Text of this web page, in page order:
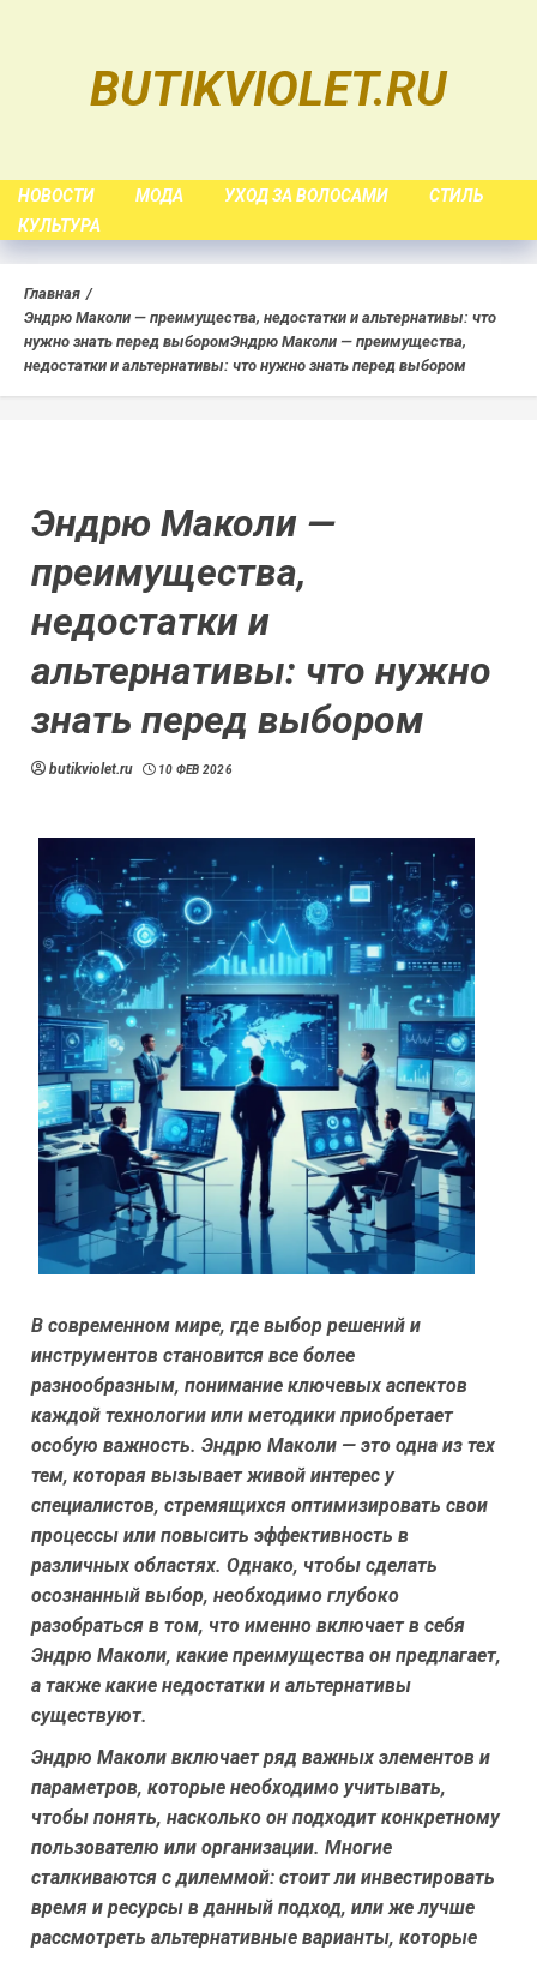
BUTIKVIOLET.RU
НОВОСТИ МОДА УХОД ЗА ВОЛОСАМИ
СТИЛЬ
КУЛЬТУРА
Главная
Эндрю Маколи — преимущества, недостатки и альтернативы: что
нужно знать перед выборомЭндрю Маколи — преимущества,
недостатки и альтернативы: что нужно знать перед выбором
Эндрю Маколи —
преимущества,
недостатки и
альтернативы: что нужно
знать перед выбором
butikviolet.ru 10 ФЕВ 2026
В современном мире, где выбор решений и
инструментов становится все более
разнообразным, понимание ключевых аспектов
каждой технологии или методики приобретает
особую важность. Эндрю Маколи — это одна из тех
тем, которая вызывает живой интерес у
специалистов, стремящихся оптимизировать свои
процессы или повысить эффективность в
различных областях. Однако, чтобы сделать
осознанный выбор, необходимо глубоко
разобраться в том, что именно включает в себя
Эндрю Маколи, какие преимущества он предлагает,
а также какие недостатки и альтернативы
существуют.
Эндрю Маколи включает ряд важных элементов и
параметров, которые необходимо учитывать,
чтобы понять, насколько он подходит конкретному
пользователю или организации. Многие
сталкиваются с дилеммой: стоит ли инвестировать
время и ресурсы в данный подход, или же лучше
рассмотреть альтернативные варианты, которые